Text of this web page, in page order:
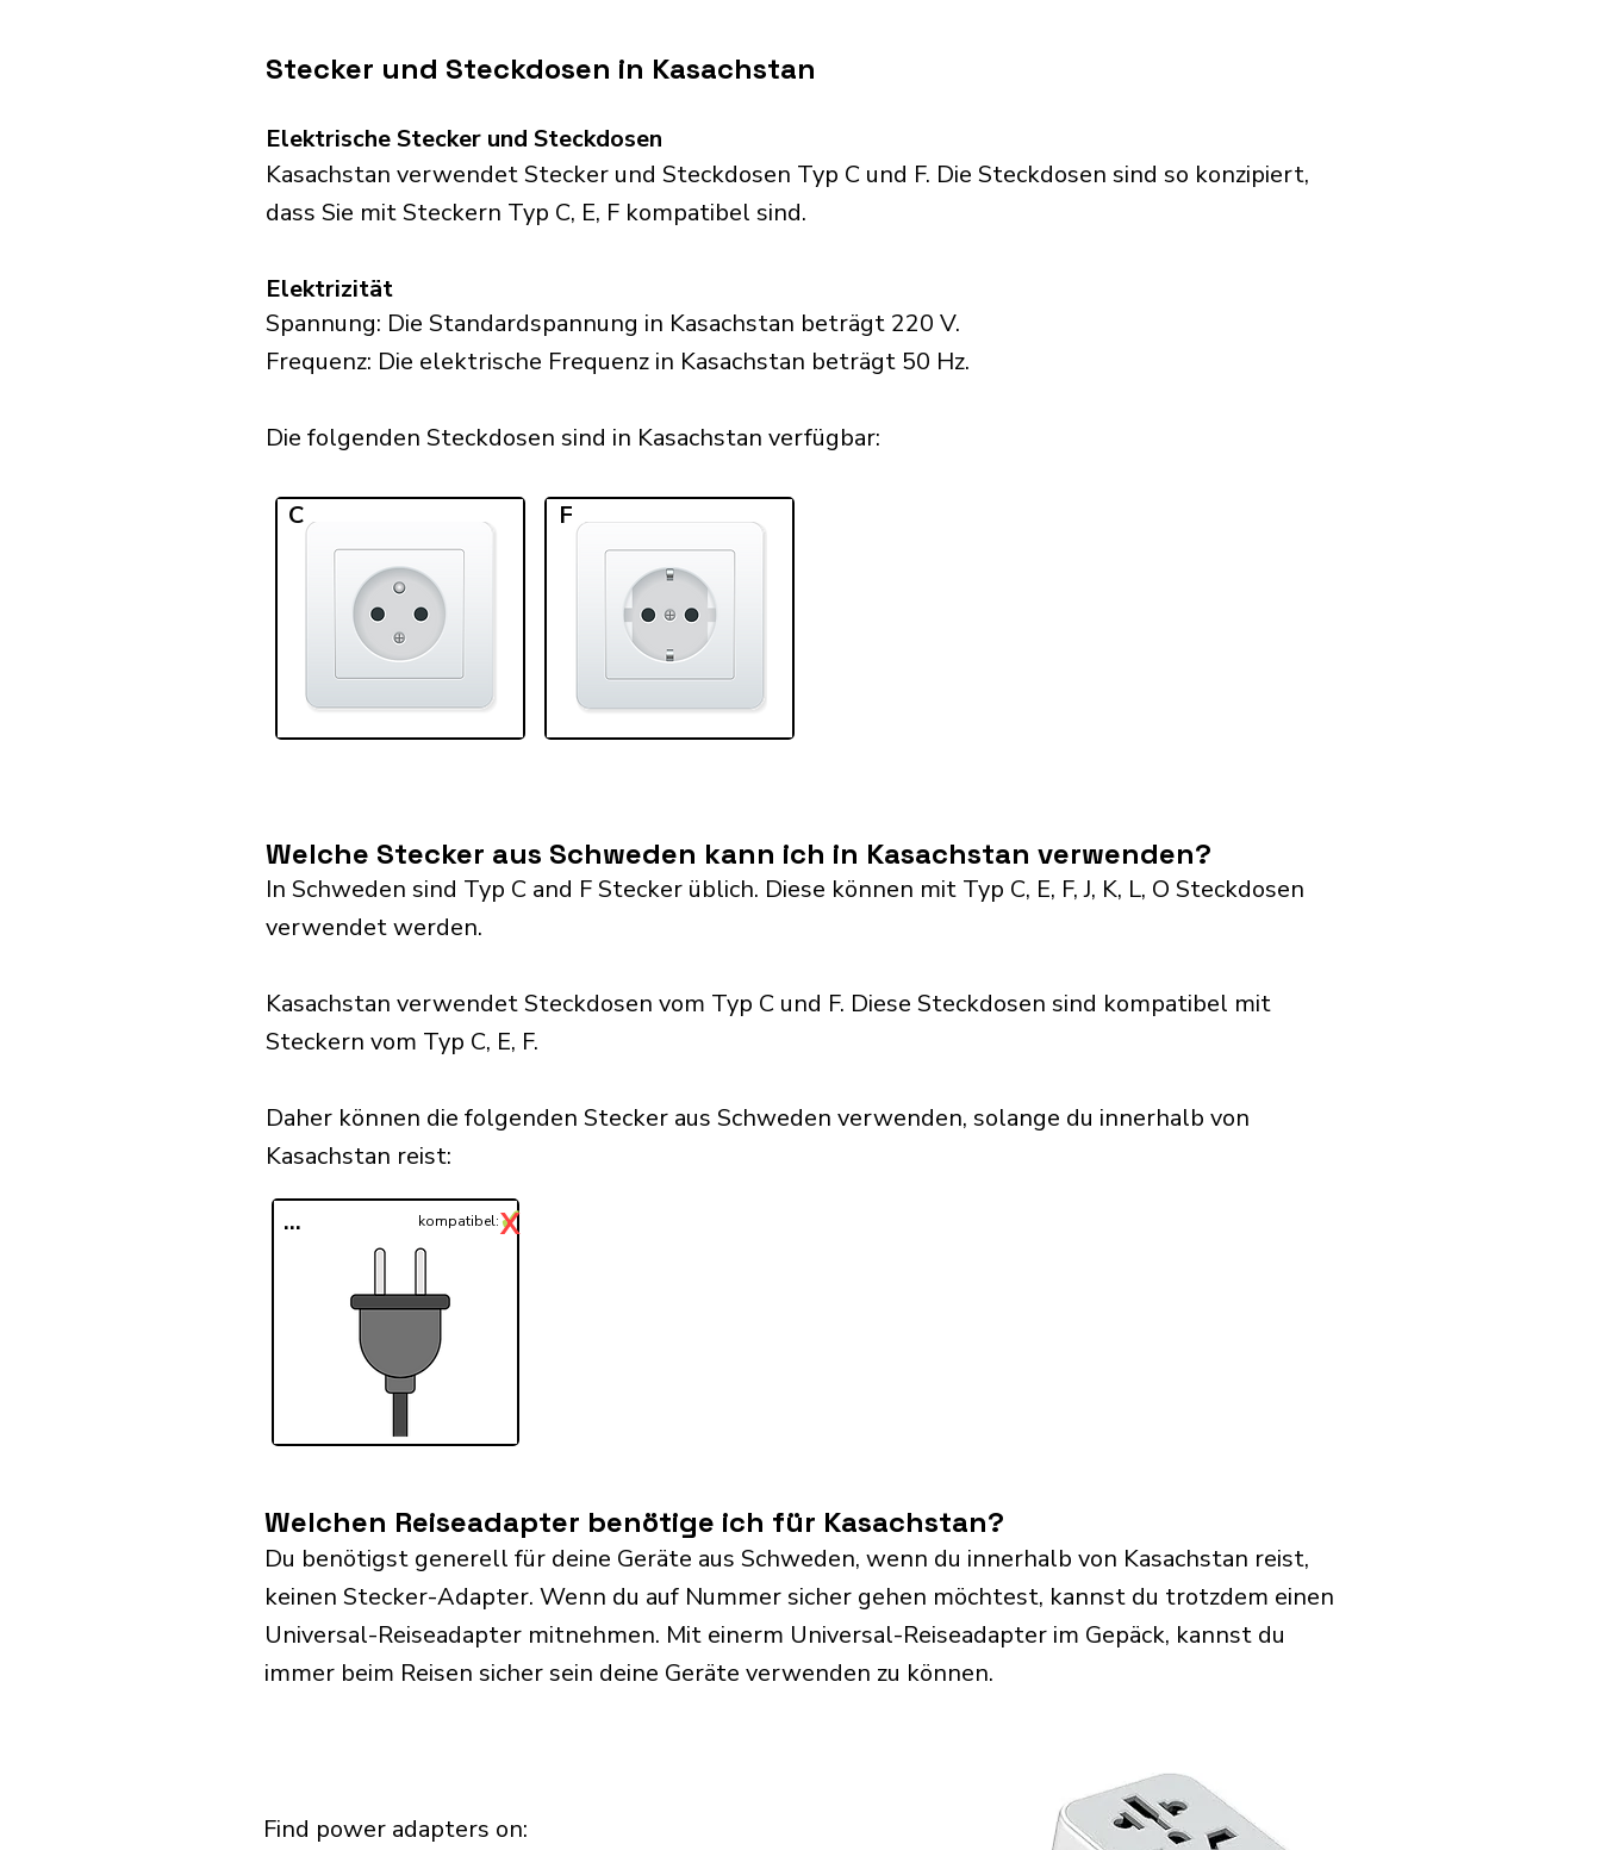
Stecker und Steckdosen in Kasachstan
Elektrische Stecker und Steckdosen
Kasachstan verwendet Stecker und Steckdosen Typ C und F. Die Steckdosen sind so konzipiert,
dass Sie mit Steckern Typ C, E, F kompatibel sind.
Elektrizität
Spannung: Die Standardspannung in Kasachstan beträgt 220 V.
Frequenz: Die elektrische Frequenz in Kasachstan beträgt 50 Hz.
Die folgenden Steckdosen sind in Kasachstan verfügbar:​
C F
Welche Stecker aus Schweden kann ich in Kasachstan verwenden?
In Schweden sind Typ C and F Stecker üblich. Diese können mit Typ C, E, F, J, K, L, O Steckdosen
verwendet werden.
Kasachstan verwendet Steckdosen vom Typ C und F. Diese Steckdosen sind kompatibel mit
Steckern vom Typ C, E, F.
Daher können die folgenden Stecker aus Schweden verwenden, solange du innerhalb von
Kasachstan reist:​
... ✓
kompatibel:X
Welchen Reiseadapter benötige ich für Kasachstan?
Du benötigst generell für deine Geräte aus Schweden, wenn du innerhalb von Kasachstan reist,
keinen Stecker-Adapter. Wenn du auf Nummer sicher gehen möchtest, kannst du trotzdem einen
Universal-Reiseadapter mitnehmen. Mit einerm Universal-Reiseadapter im Gepäck, kannst du
immer beim Reisen sicher sein deine Geräte verwenden zu können.
Find power adapters on: